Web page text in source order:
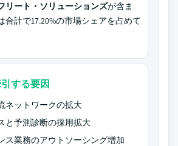
リート・ソリューションズが含ま
合計で17.20%の市場シェアを占めて
する要因
ネットワークの拡大
と予測診断の採用拡大
ス業務のアウトソーシング増加